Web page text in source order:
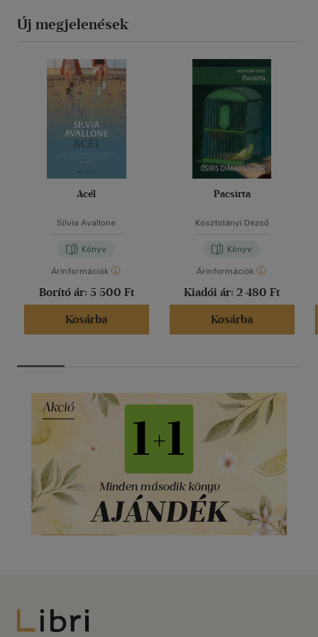
Új megjelenések
Acél
Silvia Avallone
Könyv
Árinformációk
Borító ár: 5 500 Ft
Kosárba
Pacsirta
Kosztolányi Dezső
Könyv
Árinformációk
Kiadói ár: 2 480 Ft
Kosárba
Libri